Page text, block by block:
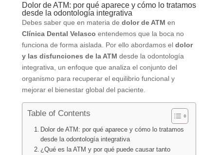
Dolor de ATM: por qué aparece y cómo lo tratamos
desde la odontología integrativa
Debes saber que en materia de dolor de ATM en
Clínica Dental Velasco entendemos que la boca no
funciona de forma aislada. Por ello abordamos el dolor
y las disfunciones de la ATM desde la odontología
integrativa, un enfoque que analiza el conjunto del
organismo para recuperar el equilibrio funcional y
mejorar el bienestar global del paciente.
Table of Contents
Dolor de ATM: por qué aparece y cómo lo tratamos
desde la odontología integrativa
¿Qué es la ATM y por qué puede causar tanto